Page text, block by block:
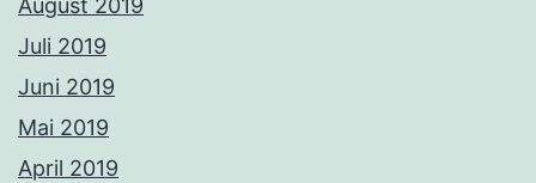
August 2019
Juli 2019
Juni 2019
Mai 2019
April 2019